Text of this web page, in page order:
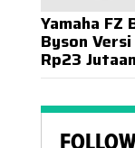
Yamaha FZ
Byson
Rp23 Jutaan